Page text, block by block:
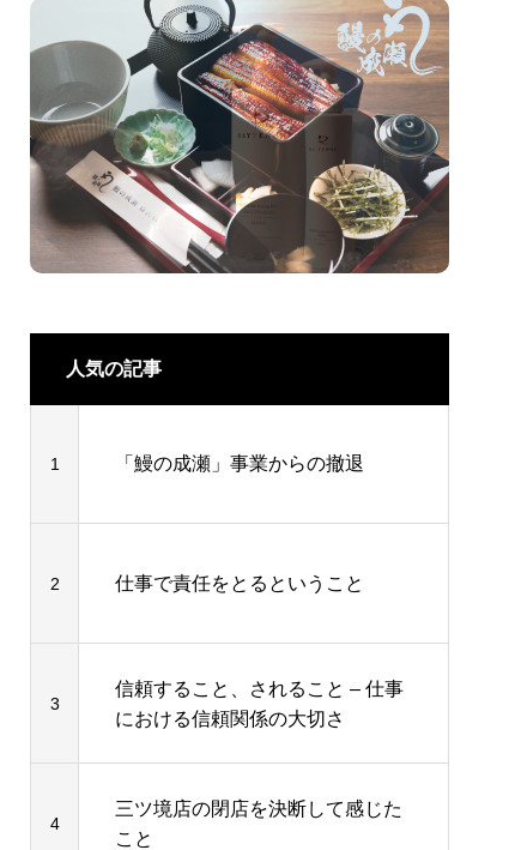
人気の記事
1 「鰻の成瀬」事業からの撤退
2 仕事で責任をとるということ
3
信頼すること、されること – 仕事
における信頼関係の大切さ
4
三ツ境店の閉店を決断して感じた
こと